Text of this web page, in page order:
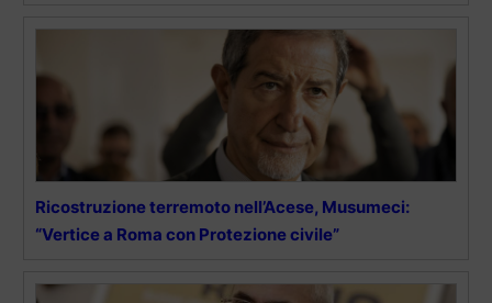
Ricostruzione terremoto nell’Acese, Musumeci:
“Vertice a Roma con Protezione civile”